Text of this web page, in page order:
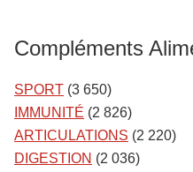
Compléments
SPORT (3 650)
IMMUNITÉ (2 826)
ARTICULATIONS (2 220)
DIGESTION (2 036)